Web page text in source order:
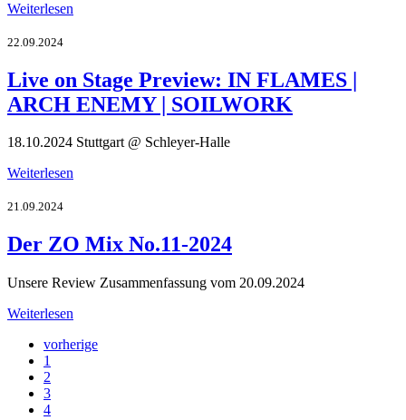
Weiterlesen
22.09.2024
Live on Stage Preview: IN FLAMES |
ARCH ENEMY | SOILWORK
18.10.2024 Stuttgart @ Schleyer-Halle
Weiterlesen
21.09.2024
Der ZO Mix No.11-2024
Unsere Review Zusammenfassung vom 20.09.2024
Weiterlesen
vorherige
1
2
3
4